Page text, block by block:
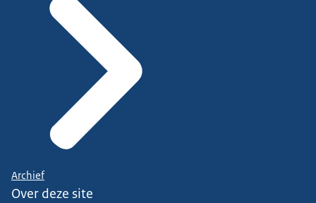
Archief
Over deze site